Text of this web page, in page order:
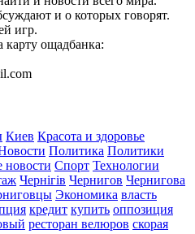
и о которых говорят.
игр.
ощадбанка:
Киев Красота и здоровье
Политика Политики
новости Спорт Технологии
Чернігів Чернигов Чернигова
Экономика власть
кредит купить оппозиция
ресторан велюров скорая